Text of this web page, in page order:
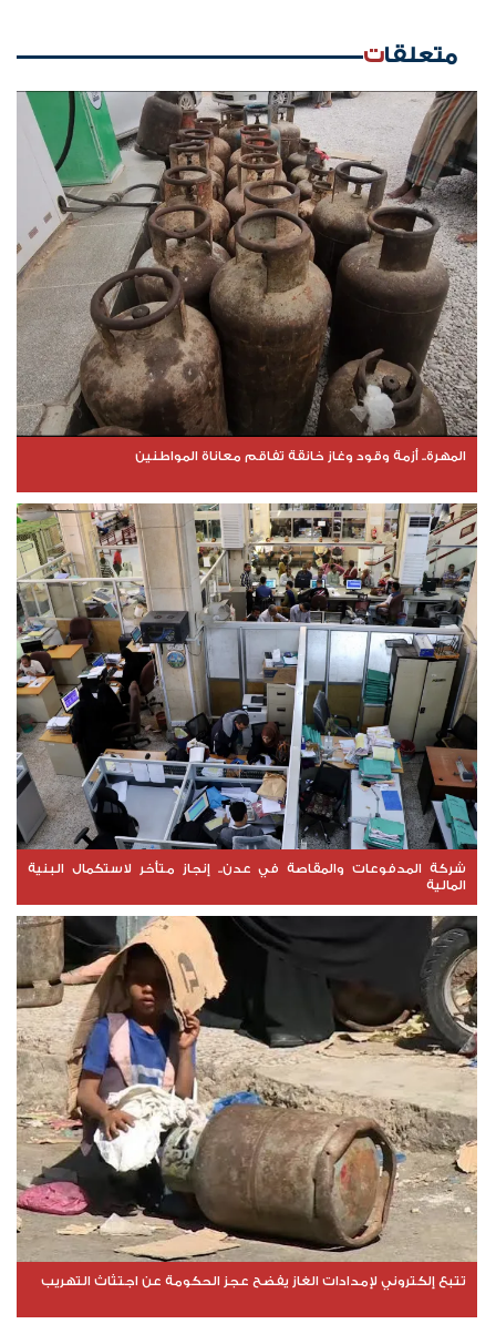
متعلقات
المهرة.. أزمة وقود وغاز خانقة تفاقم معاناة المواطنين
شركة المدفوعات والمقاصة في عدن.. إنجاز متأخر لاستكمال البنية
المالية
تتبع إلكتروني لإمدادات الغاز يفضح عجز الحكومة عن اجتثاث التهريب